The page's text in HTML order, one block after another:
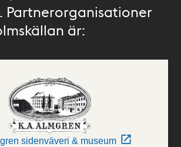
Partnerorganisationer
är:
sidenväveri & museum